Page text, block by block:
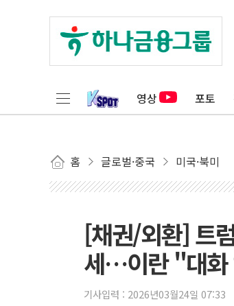
영상 포토
홈 글로벌·중국 미국·북미
[채권/외환] 트
세…이란 "대화
기사입력 : 2026년03월24일 07:33